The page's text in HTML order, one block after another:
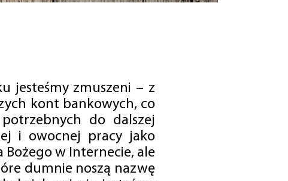
jesteśmy zmuszeni – z
kont bankowych, co
do dalszej
i owocnej pracy jako
Bożego w Internecie, ale
dumnie noszą nazwę